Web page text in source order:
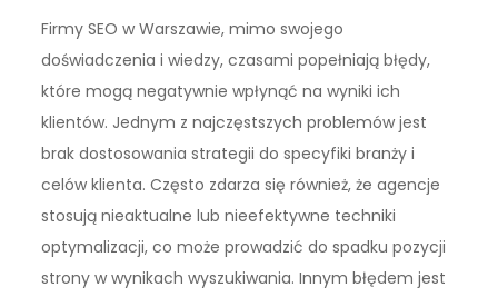
Firmy SEO w Warszawie, mimo swojego
doświadczenia i wiedzy, czasami popełniają błędy,
które mogą negatywnie wpłynąć na wyniki ich
klientów. Jednym z najczęstszych problemów jest
brak dostosowania strategii do specyfiki branży i
celów klienta. Często zdarza się również, że agencje
stosują nieaktualne lub nieefektywne techniki
optymalizacji, co może prowadzić do spadku pozycji
strony w wynikach wyszukiwania. Innym błędem jest